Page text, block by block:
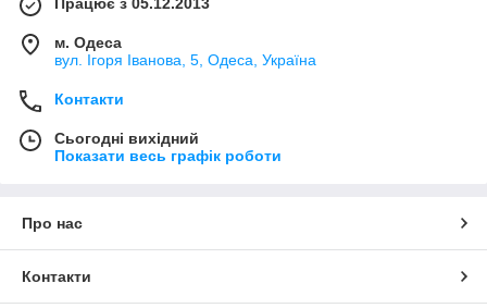
м. Одеса
вул. Ігоря Іванова, 5, Одеса, Україна
Контакти
Сьогодні вихідний
Показати весь графік роботи
Про нас
Контакти